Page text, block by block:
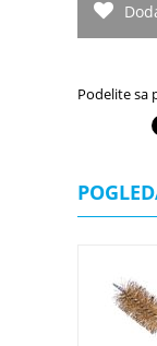
Podelite sa